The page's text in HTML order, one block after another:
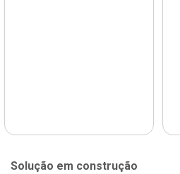
Solução em construção